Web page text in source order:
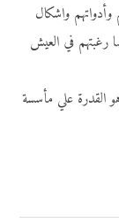
واشكال
رغبتهم في العيش
القدرة علي مأسسة